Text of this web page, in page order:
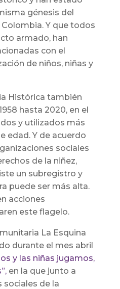
génesis del
Y que todos
armado, han
con el
de niños, niñas y
Histórica también
hasta 2020, en el
y utilizados más
edad. Y de acuerdo
sociales
de la niñez,
un subregistro y
puede ser más alta.
acciones
este flagelo.
La Esquina
durante el mes abril
y las niñas jugamos,
en la que junto a
sociales de la